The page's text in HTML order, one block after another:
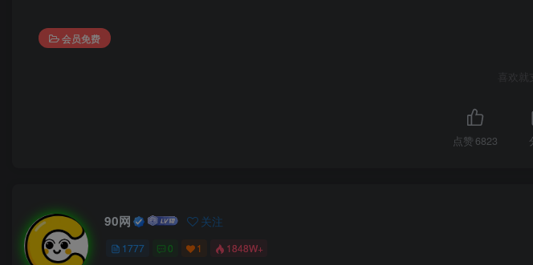
会员免费
喜欢
点赞 6823
90网 关注
1777 0 1 1848W+